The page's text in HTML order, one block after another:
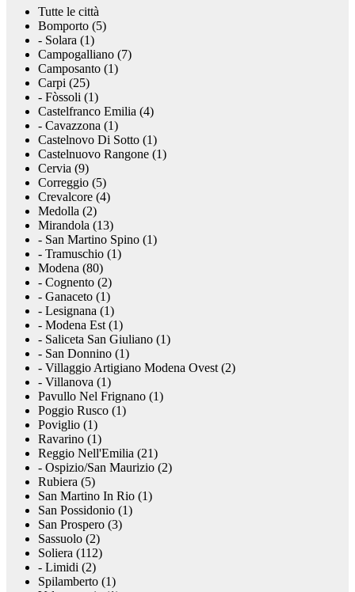
Tutte le città
Bomporto (5)
- Solara (1)
Campogalliano (7)
Camposanto (1)
Carpi (25)
- Fòssoli (1)
Castelfranco Emilia (4)
- Cavazzona (1)
Castelnovo Di Sotto (1)
Castelnuovo Rangone (1)
Cervia (9)
Correggio (5)
Crevalcore (4)
Medolla (2)
Mirandola (13)
- San Martino Spino (1)
- Tramuschio (1)
Modena (80)
- Cognento (2)
- Ganaceto (1)
- Lesignana (1)
- Modena Est (1)
- Saliceta San Giuliano (1)
- San Donnino (1)
- Villaggio Artigiano Modena Ovest (2)
- Villanova (1)
Pavullo Nel Frignano (1)
Poggio Rusco (1)
Poviglio (1)
Ravarino (1)
Reggio Nell'Emilia (21)
- Ospizio/San Maurizio (2)
Rubiera (5)
San Martino In Rio (1)
San Possidonio (1)
San Prospero (3)
Sassuolo (2)
Soliera (112)
- Limidi (2)
Spilamberto (1)